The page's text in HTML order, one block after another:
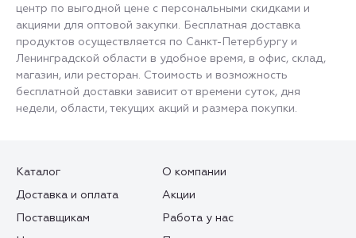
центр по выгодной цене с персональными скидками и
акциями для оптовой закупки. Бесплатная доставка
продуктов осуществляется по Санкт-Петербургу и
Ленинградской области в удобное время, в офис, склад,
магазин, или ресторан. Стоимость и возможность
бесплатной доставки зависит от времени суток, дня
недели, области, текущих акций и размера покупки.
Каталог
О компании
Доставка и оплата
Акции
Поставщикам
Работа у нас